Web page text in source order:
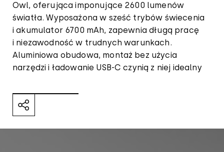
Owl, oferująca imponujące 2600 lumenów
światła. Wyposażona w sześć trybów świecenia
i akumulator 6700 mAh, zapewnia długą pracę
i niezawodność w trudnych warunkach.
Aluminiowa obudowa, montaż bez użycia
narzędzi i ładowanie USB-C czynią z niej idealny